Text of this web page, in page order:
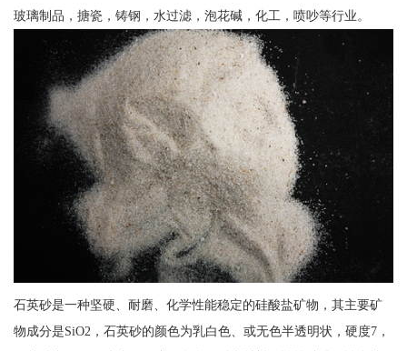
玻璃制品，搪瓷，铸钢，水过滤，泡花碱，化工，喷吵等行业。
石英砂是一种坚硬、耐磨、化学性能稳定的硅酸盐矿物，其主要矿
物成分是SiO2，石英砂的颜色为乳白色、或无色半透明状，硬度7，